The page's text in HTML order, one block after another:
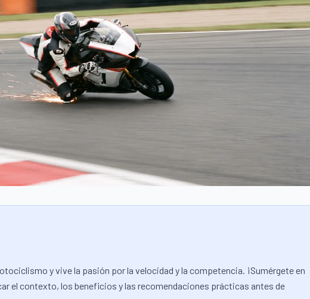
y vive la pasión por la velocidad y la competencia. ¡Sumérgete en
el contexto, los beneficios y las recomendaciones prácticas antes de